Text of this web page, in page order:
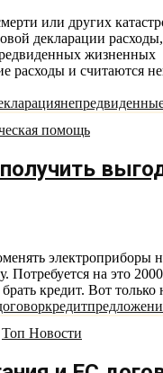
или других
декларации
жизненных
расходы и считаются
помощь
электроприборы
Потребуется на это
кредит. Вот только
кредит
Топ Новости